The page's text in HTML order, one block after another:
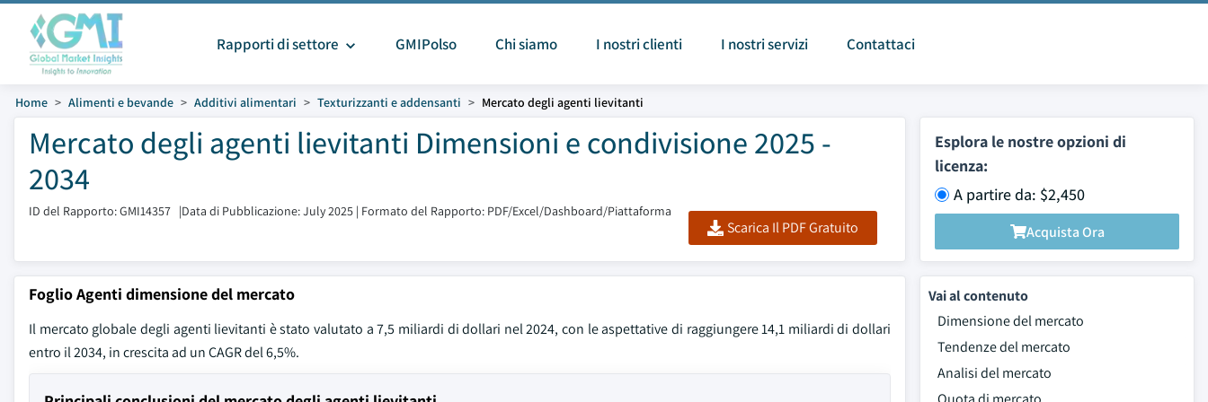
Rapporti di settore GMIPolso Chi siamo I nostri clienti I nostri servizi Contattaci
Home Alimenti e bevande Additivi alimentari Texturizzanti e addensanti Mercato degli agenti lievitanti
Mercato degli agenti lievitanti Dimensioni e condivisione 2025 -
2034
ID del Rapporto: GMI14357 |Data di Pubblicazione: July 2025 | Formato del Rapporto: PDF/Excel/Dashboard/Piattaforma
Scarica Il PDF Gratuito
Esplora le nostre opzioni di
licenza:
A partire da: $2,450
Acquista Ora
Foglio Agenti dimensione del mercato
Il mercato globale degli agenti lievitanti è stato valutato a 7,5 miliardi di dollari nel 2024, con le aspettative di raggiungere 14,1 miliardi di dollari
entro il 2034, in crescita ad un CAGR del 6,5%.
Vai al contenuto
Dimensione del mercato
Tendenze del mercato
Analisi del mercato